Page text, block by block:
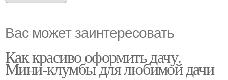
Вас может заинтересовать
Как красиво оформить дачу.
Мини-клумбы для любимой дачи